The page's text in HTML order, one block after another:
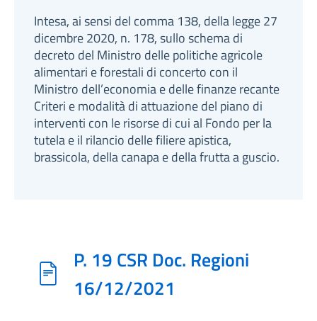
Intesa, ai sensi del comma 138, della legge 27
dicembre 2020, n. 178, sullo schema di
decreto del Ministro delle politiche agricole
alimentari e forestali di concerto con il
Ministro dell’economia e delle finanze recante
Criteri e modalità di attuazione del piano di
interventi con le risorse di cui al Fondo per la
tutela e il rilancio delle filiere apistica,
brassicola, della canapa e della frutta a guscio.
P. 19 CSR Doc. Regioni
16/12/2021